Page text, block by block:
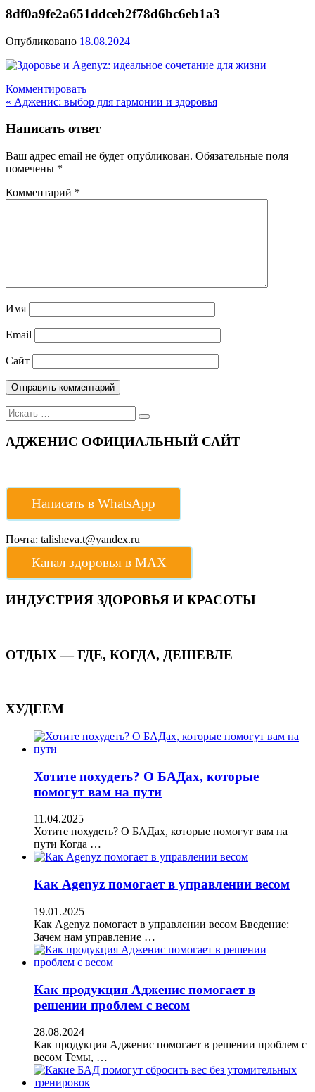
8df0a9fe2a651ddceb2f78d6bc6eb1a3
Опубликовано 18.08.2024
Комментировать
Навигация
по
« Адженис: выбор для гармонии и здоровья
Написать ответ
Ваш адрес email не будет опубликован. Обязательные поля
помечены *
Комментарий *
Имя
Email
Сайт
Поиск
для:
АДЖЕНИС ОФИЦИАЛЬНЫЙ САЙТ
Написать в WhatsApp
Почта: talisheva.t@yandex.ru
Канал здоровья в МАХ
ИНДУСТРИЯ ЗДОРОВЬЯ И КРАСОТЫ
ОТДЫХ — ГДЕ, КОГДА, ДЕШЕВЛЕ
ХУДЕЕМ
Хотите похудеть? О БАДах, которые
помогут вам на пути
11.04.2025
Хотите похудеть? О БАДах, которые помогут вам на
пути Когда …
Как Agenyz помогает в управлении весом
19.01.2025
Как Agenyz помогает в управлении весом Введение:
Зачем нам управление …
Как продукция Адженис помогает в
решении проблем с весом
28.08.2024
Как продукция Адженис помогает в решении проблем с
весом Темы, …